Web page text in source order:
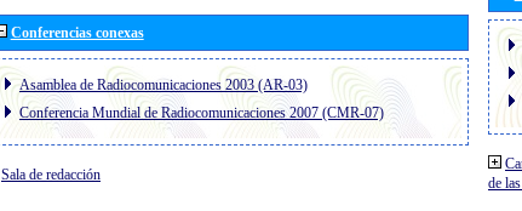
Conferencias conexas
Asamblea de Radiocomunicaciones 2003 (AR-03)
Conferencia Mundial de Radiocomunicaciones 2007 (CMR-07)
Sala de redacción
de